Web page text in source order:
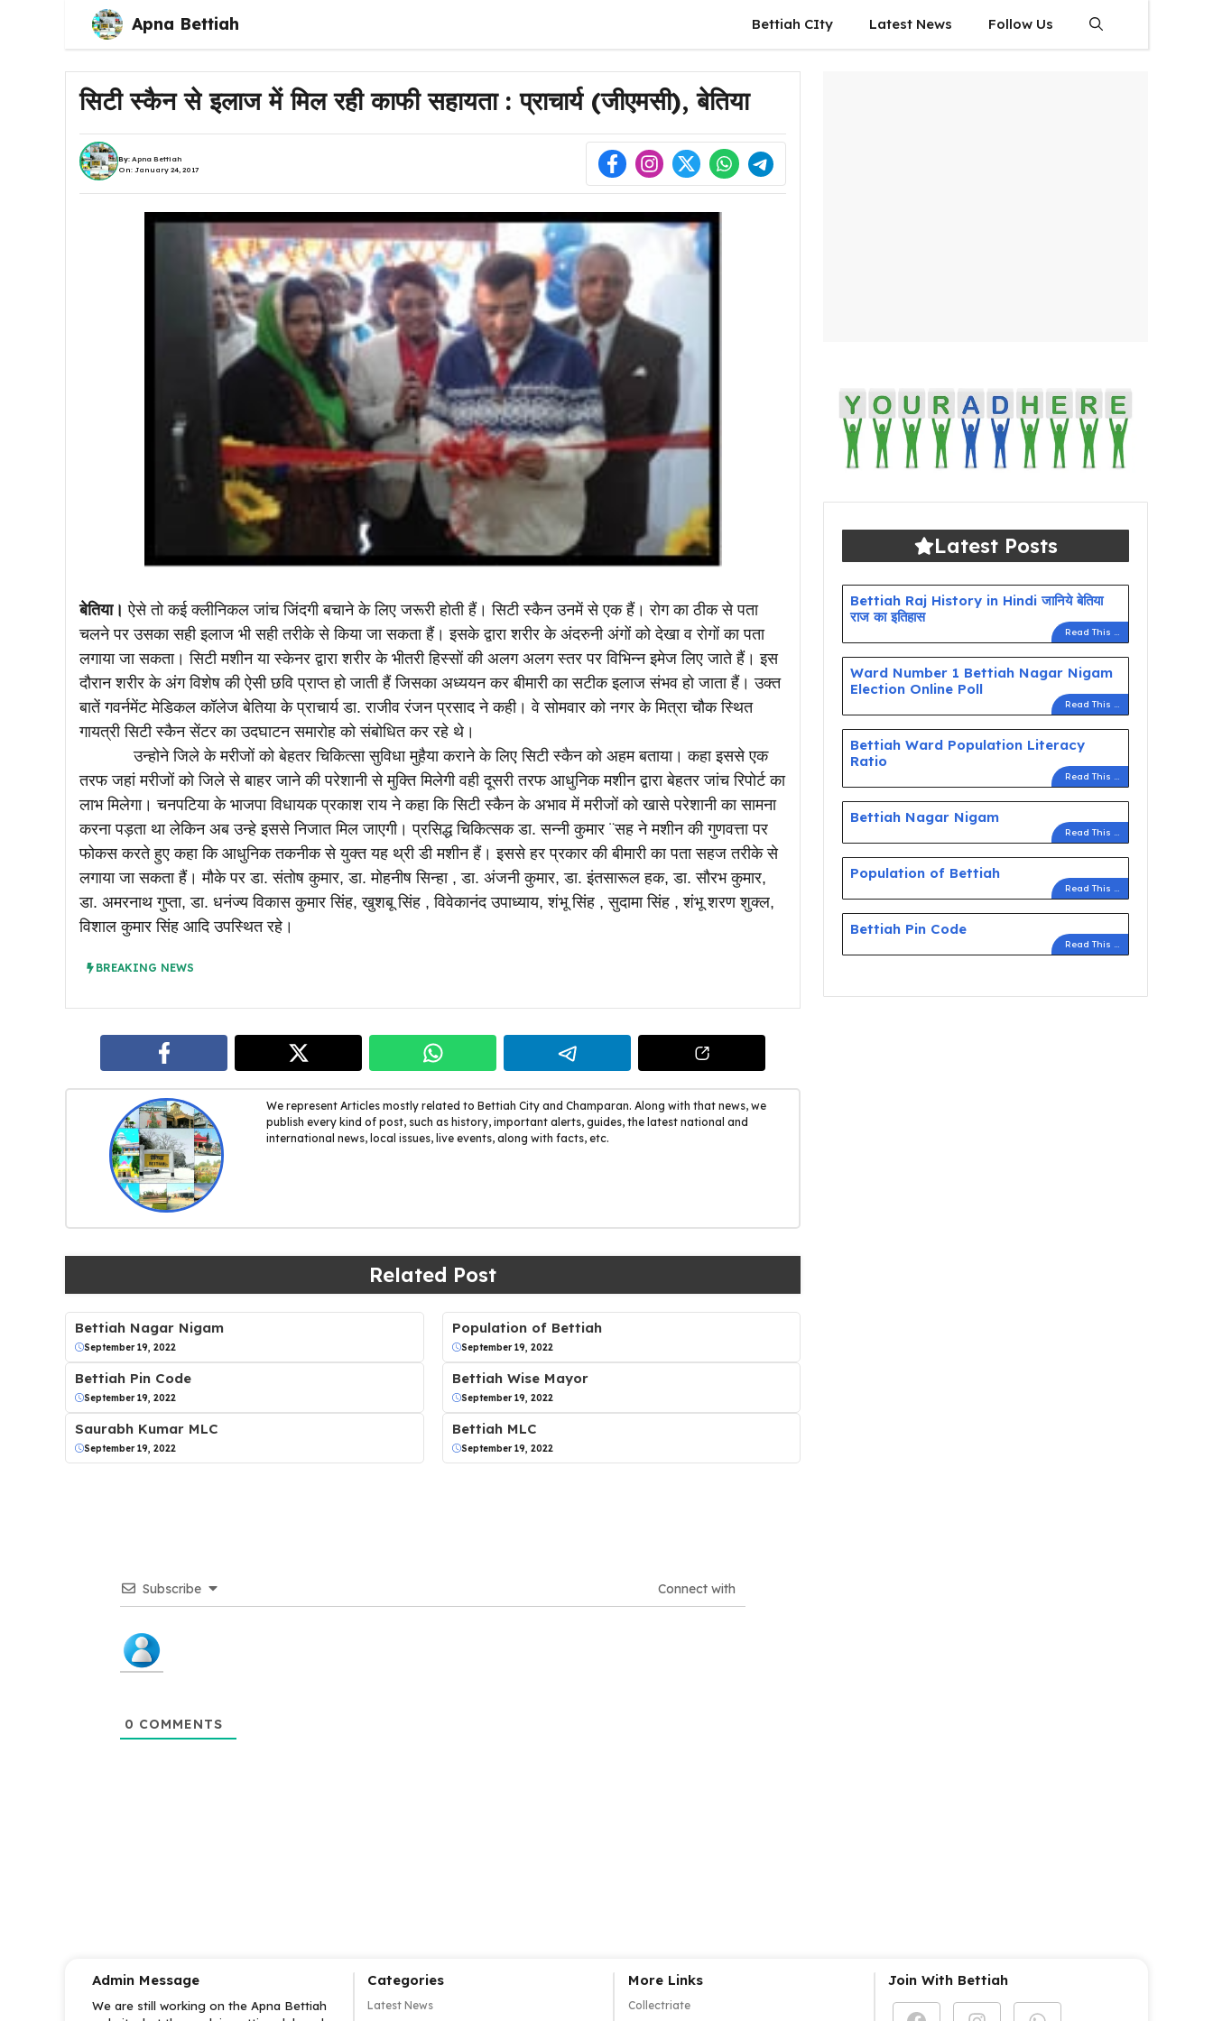
Apna Bettiah Bettiah CIty Latest News Follow Us
सिटी स्कैन से इलाज में मिल रही काफी सहायता : प्राचार्य (जीएमसी), बेतिया
By: Apna Bettiah
On: January 24, 2017
बेतिया।ऐसे तो कई क्लीनिकल जांच जिंदगी बचाने के लिए जरूरी होती हैं। सिटी स्कैन उनमें से एक हैं। रोग का ठीक से पता
चलने पर उसका सही इलाज भी सही तरीके से किया जा सकता हैं। इसके द्वारा शरीर के अंदरुनी अंगों को देखा व रोगों का पता
लगाया जा सकता। सिटी मशीन या स्केनर द्वारा शरीर के भीतरी हिस्सों की अलग अलग स्तर पर विभिन्न इमेज लिए जाते हैं। इस
दौरान शरीर के अंग विशेष की ऐसी छवि प्राप्त हो जाती हैं जिसका अध्ययन कर बीमारी का सटीक इलाज संभव हो जाता हैं।उक्त
बातें गवर्नमेंट मेडिकल कॉलेज बेतिया के प्राचार्य डा. राजीव रंजन प्रसाद ने कही। वे सोमवार को नगर के मित्रा चौक स्थित
गायत्री सिटी स्कैन सेंटर का उदघाटन समारोह को संबोधित कर रहे थे ।
उन्होने जिले के मरीजों को बेहतर चिकित्सा सुविधा मुहैया कराने के लिए सिटी स्कैन को अहम बताया। कहा इससे एक
तरफ जहां मरीजों को जिले से बाहर जाने की परेशानी से मुक्ति मिलेगी वही दूसरी तरफ आधुनिक मशीन द्वारा बेहतर जांच रिपोर्ट का
लाभ मिलेगा। चनपटिया के भाजपा विधायक प्रकाश राय ने कहा कि सिटी स्कैन के अभाव में मरीजों को खासे परेशानी का सामना
करना पड़ता था लेकिन अब उन्हे इससे निजात मिल जाएगी। प्रसिद्ध चिकित्सक डा. सन्नी कुमार ¨सह ने मशीन की गुणवत्ता पर
फोकस करते हुए कहा कि आधुनिक तकनीक से युक्त यह थ्री डी मशीन हैं। इससे हर प्रकार की बीमारी का पता सहज तरीके से
लगाया जा सकता हैं। मौके पर डा. संतोष कुमार, डा. मोहनीष सिन्हा , डा. अंजनी कुमार, डा. इंतसारूल हक, डा. सौरभ कुमार,
डा. अमरनाथ गुप्ता, डा. धनंज्य विकास कुमार सिंह, खुशबू सिंह , विवेकानंद उपाध्याय, शंभू सिंह , सुदामा सिंह , शंभू शरण शुक्ल,
विशाल कुमार सिंह आदि उपस्थित रहे।
BREAKING NEWS
We represent Articles mostly related to Bettiah City and Champaran. Along with that news, we
publish every kind of post, such as history, important alerts, guides, the latest national and
international news, local issues, live events, along with facts, etc.
Related Post
Bettiah Nagar Nigam
September 19, 2022
Population of Bettiah
September 19, 2022
Bettiah Pin Code
September 19, 2022
Bettiah Wise Mayor
September 19, 2022
Saurabh Kumar MLC
September 19, 2022
Bettiah MLC
September 19, 2022
Subscribe Connect with
0 COMMENTS
Latest Posts
Bettiah Raj History in Hindi जानिये बेतिया
राज का इतिहास
Read This ...
Ward Number 1 Bettiah Nagar Nigam
Election Online Poll
Read This ...
Bettiah Ward Population Literacy
Ratio
Read This ...
Bettiah Nagar Nigam
Read This ...
Population of Bettiah
Read This ...
Bettiah Pin Code
Read This ...
Admin Message
We are still working on the Apna Bettiah
Categories
Latest News
More Links
Collectriate
Join With Bettiah